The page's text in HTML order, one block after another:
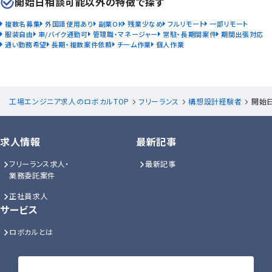
複数名募集 外国語使用あり 副業OK 残業少なめ フルリモート 一部リモート
服装自由
車/バイク通勤可 管理職・マネージャー 常駐・長期間案件 期間出張対応
通い勤務希望 長期・複数案件依頼 チーム作業 個人作業
工場エンジニア求人のロボカルTOP フリーランス 構想設計経験者 開始
求人情報
フリーランス求人・
業務委託案件
正社員求人
最新記事
最新記事
サービス
ロボカルとは